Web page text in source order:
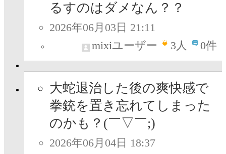
るすのはダメなん？？
2026年06月03日 21:11
mixiユーザー
3人 0件
大蛇退治した後の爽快感で
拳銃を置き忘れてしまった
のかも？(￣▽￣;)
2026年06月04日 18:37